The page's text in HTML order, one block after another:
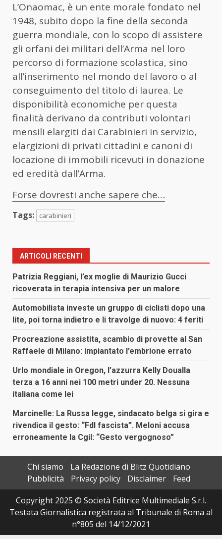
L’Onaomac, è un ente morale fondato nel
1948, subito dopo la fine della seconda
guerra mondiale, con lo scopo di assistere
gli orfani dei militari dell’Arma nel loro
percorso di formazione scolastica, sino
all’inserimento nel mondo del lavoro o al
conseguimento del titolo di laurea. Le
disponibilità economiche per questa
finalità derivano da contributi volontari
mensili elargiti dai Carabinieri in servizio,
elargizioni di privati cittadini e canoni di
locazione di immobili ricevuti in donazione
ed eredità dall’Arma.
Forse dovresti anche sapere che…
Tags: carabinieri
ARTICOLI RECENTI
Patrizia Reggiani, l’ex moglie di Maurizio Gucci
ricoverata in terapia intensiva per un malore
Automobilista investe un gruppo di ciclisti dopo una
lite, poi torna indietro e li travolge di nuovo: 4 feriti
Procreazione assistita, scambio di provette al San
Raffaele di Milano: impiantato l’embrione errato
Urlo mondiale in Oregon, l’azzurra Kelly Doualla
terza a 16 anni nei 100 metri under 20. Nessuna
italiana come lei
Marcinelle: La Russa legge, sindacato belga si gira e
rivendica il gesto: “FdI fascista”. Meloni accusa
erroneamente la Cgil: “Gesto vergognoso”
Chi siamo
La Redazione di Blitz Quotidiano
Pubblicità
Privacy policy Disclaimer
Feed
Copyright 2025 © Società Editrice Multimediale S.r.l.
Testata Giornalistica registrata al Tribunale di Roma al
n°805 del 14/12/2021